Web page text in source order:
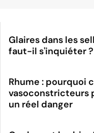
Glaires dans les
faut-il s'inquiéter ?
Rhume : pourquoi
vasoconstricteurs
un réel danger